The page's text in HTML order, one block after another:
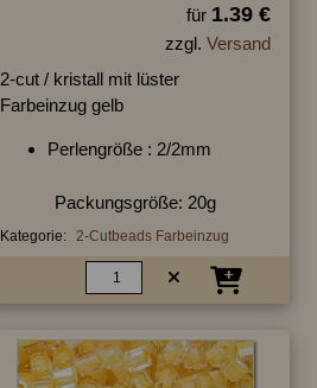
für 1.39 €
zzgl. Versand
2-cut / kristall mit lüster
Farbeinzug gelb
Perlengröße : 2/2mm
Packungsgröße: 20g
Kategorie: 2-Cutbeads Farbeinzug